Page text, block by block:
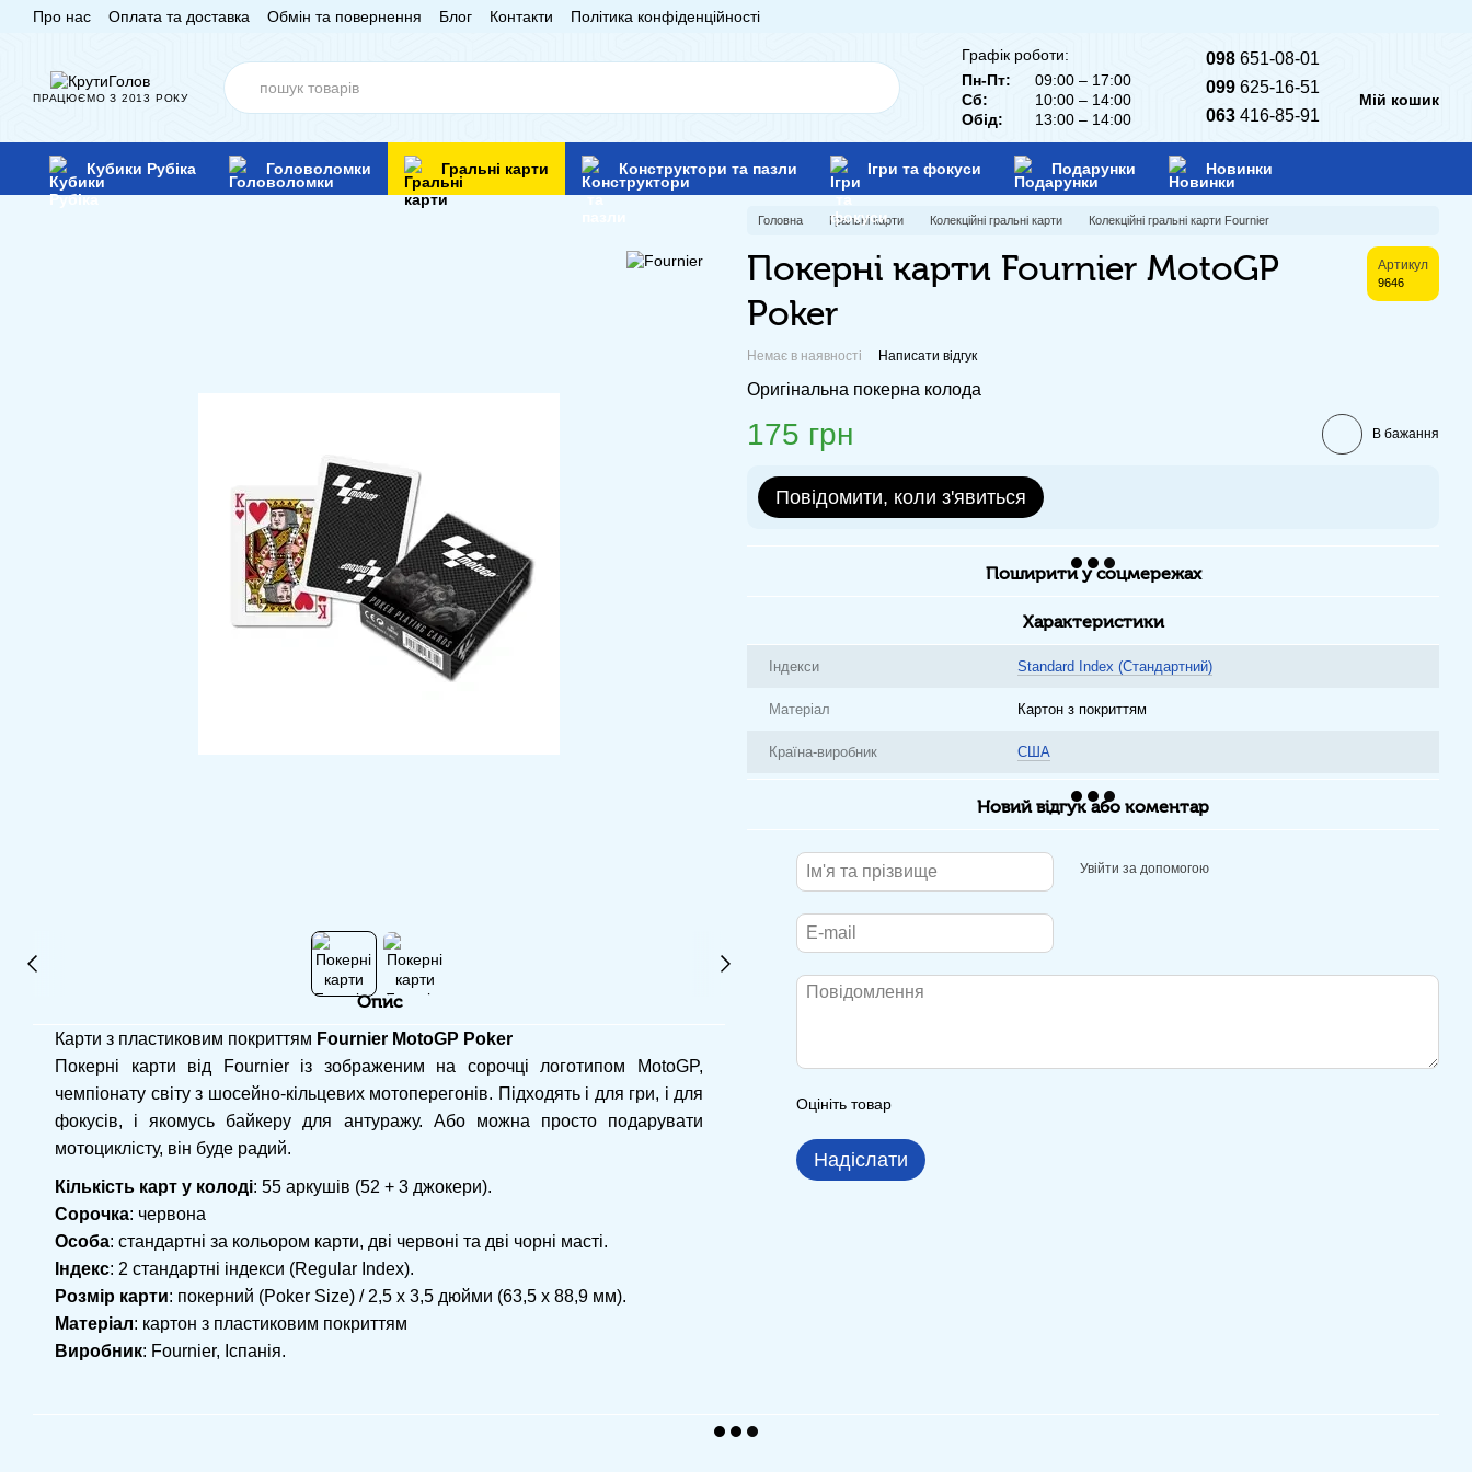
Перейти до основного контенту
Про нас Оплата та доставка Обмін та повернення Блог Контакти Політика конфіденційності
ПРАЦЮЄМО З 2013 РОКУ
Графік роботи:
Пн-Пт:
09:00 – 17:00
Сб:
10:00 – 14:00
Обід:
13:00 – 14:00
098651-08-01
099625-16-51
063416-85-91
Мій кошик
Кубики Рубіка Головоломки Гральні карти Конструктори та пазли Ігри та фокуси Подарунки Новинки
Опис
Карти з пластиковим покриттям Fournier MotoGP Poker
Покерні карти від Fournier із зображеним на сорочці логотипом MotoGP,
чемпіонату світу з шосейно-кільцевих мотоперегонів. Підходять і для гри, і для
фокусів, і якомусь байкеру для антуражу. Або можна просто подарувати
мотоциклісту, він буде радий.
Кількість карт у колоді: 55 аркушів (52 + 3 джокери).
Сорочка: червона
Особа: стандартні за кольором карти, дві червоні та дві чорні масті.
Індекс: 2 стандартні індекси (Regular Index).
Розмір карти: покерний (Poker Size) / 2,5 х 3,5 дюйми (63,5 х 88,9 мм).
Матеріал: картон з пластиковим покриттям
Виробник: Fournier, Іспанія.
Головна Гральні карти Колекційні гральні карти Колекційні гральні карти Fournier
Покерні карти Fournier MotoGP
Poker
Артикул
9646
Немає в наявності Написати відгук
Оригінальна покерна колода
175 грн В бажання
Повідомити, коли з'явиться
Поширити у соцмережах
Характеристики
Індекси Standard Index (Стандартний)
Матеріал Картон з покриттям
Країна-виробник США
Новий відгук або коментар
Увійти за допомогою
Оцініть товар
Надіслати